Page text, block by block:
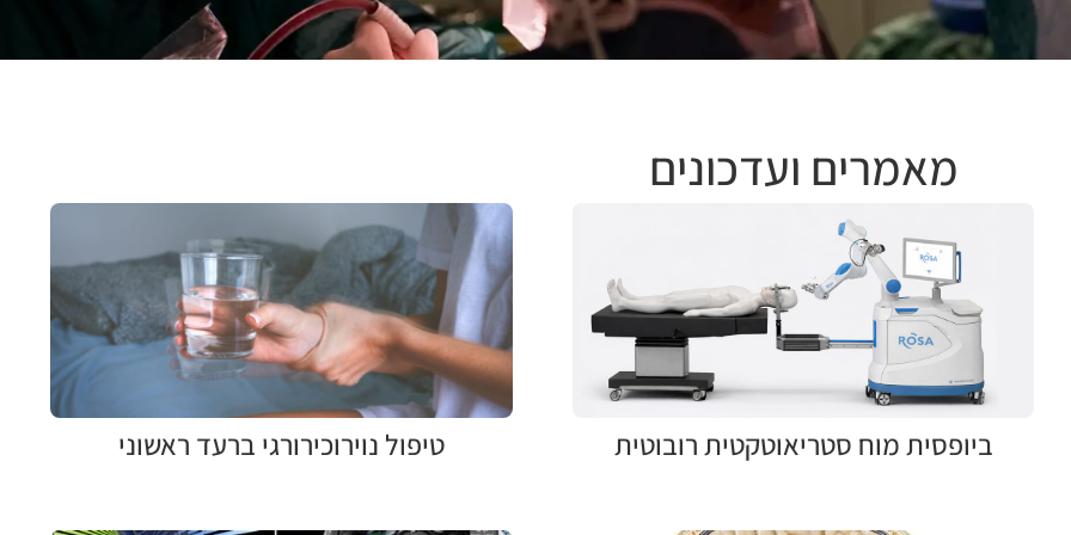
מאמרים ועדכונים
ביופסית מוח סטריאוטקטית רובוטית טיפול נוירוכירורגי ברעד ראשוני